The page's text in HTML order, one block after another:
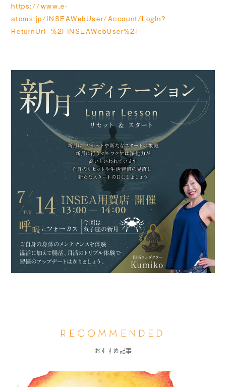
https://www.e-
atoms.jp/INSEAWebUser/Account/LogIn?
ReturnUrl=%2FINSEAWebUser%2F
RECOMMENDED
おすすめ記事